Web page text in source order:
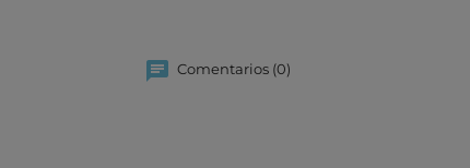
Comentarios (0)